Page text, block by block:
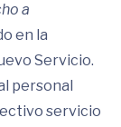
a
en la
Servicio.
personal
servicio